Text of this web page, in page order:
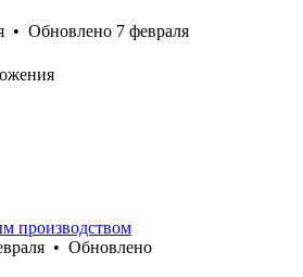
• Обновлено 7 февраля
производством
• Обновлено